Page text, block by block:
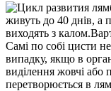
живуть до 40 днів, а
виходять з
Самі по собі цисти
випадку, якщо в
виділення жовчі або
перетворюється в